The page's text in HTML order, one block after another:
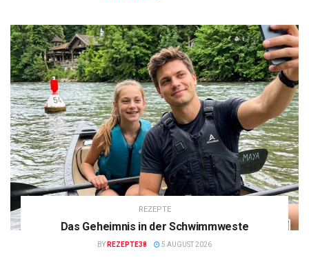
REZEPTE
Das Geheimnis in der Schwimmweste
BY REZEPTE38 5 AUGUST 2026